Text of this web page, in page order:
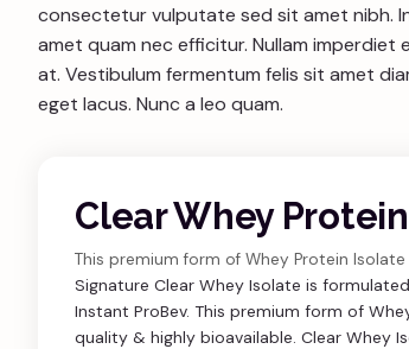
consectetur vulputate sed sit amet nibh.
amet quam nec efficitur. Nullam imperdiet
at. Vestibulum fermentum felis sit amet
eget lacus. Nunc a leo quam.
Clear Whey
This premium form of Whey Protein Isolate
Signature Clear Whey Isolate is
Instant ProBev. This premium form of
quality & highly bioavailable. Clear Whey